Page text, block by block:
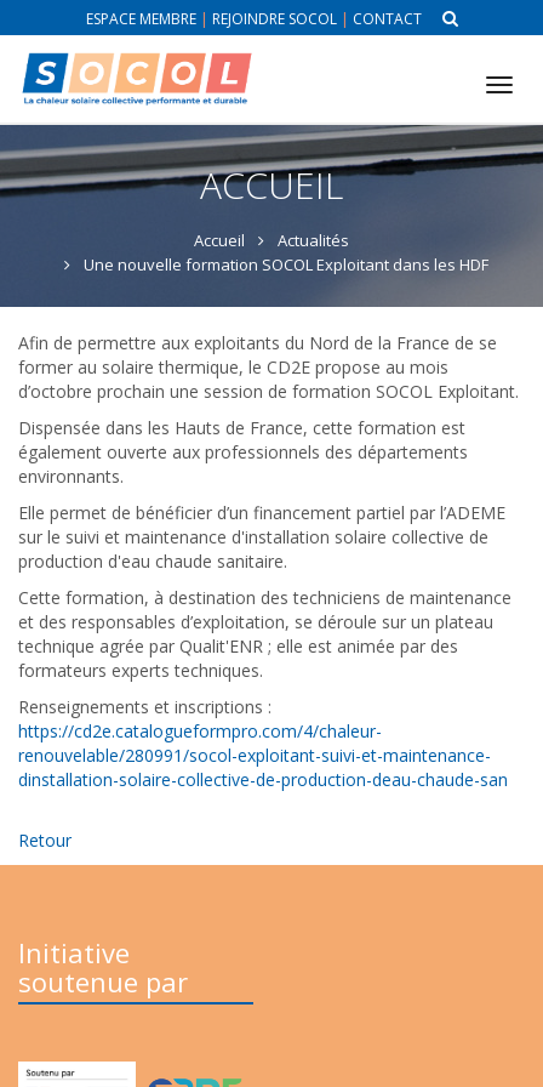
ESPACE MEMBRE| REJOINDRE SOCOL| CONTACT
ACCUEIL
Accueil
Actualités
Une nouvelle formation SOCOL Exploitant dans les HDF
Afin de permettre aux exploitants du Nord de la France de se
former au solaire thermique, le CD2E propose au mois
d’octobre prochain une session de formation SOCOL Exploitant.
Dispensée dans les Hauts de France, cette formation est
également ouverte aux professionnels des départements
environnants.
Elle permet de bénéficier d’un financement partiel par l’ADEME
sur le suivi et maintenance d'installation solaire collective de
production d'eau chaude sanitaire.
Cette formation, à destination des techniciens de maintenance
et des responsables d’exploitation, se déroule sur un plateau
technique agrée par Qualit'ENR ; elle est animée par des
formateurs experts techniques.
Renseignements et inscriptions :
https://cd2e.catalogueformpro.com/4/chaleur-
renouvelable/280991/socol-exploitant-suivi-et-maintenance-
dinstallation-solaire-collective-de-production-deau-chaude-san
Retour
Initiative
soutenue par